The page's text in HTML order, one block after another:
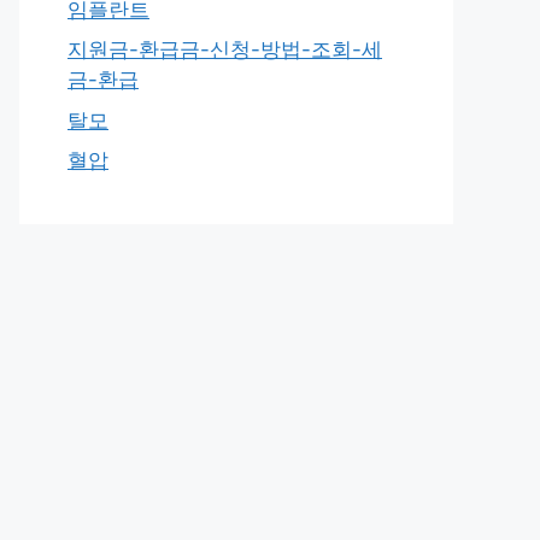
임플란트
지원금-환급금-신청-방법-조회-세
금-환급
탈모
혈압